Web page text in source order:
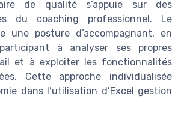
de qualité s’appuie sur des
du coaching professionnel. Le
une posture d’accompagnant, en
à analyser ses propres
et à exploiter les fonctionnalités
Cette approche individualisée
dans l’utilisation d’Excel gestion